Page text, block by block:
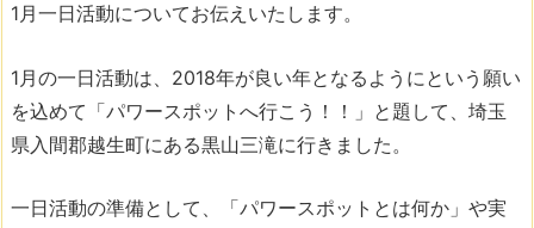
1月一日活動についてお伝えいたします。
1月の一日活動は、2018年が良い年となるようにという願い
を込めて「パワースポットへ行こう！！」と題して、埼玉
県入間郡越生町にある黒山三滝に行きました。
一日活動の準備として、「パワースポットとは何か」や実